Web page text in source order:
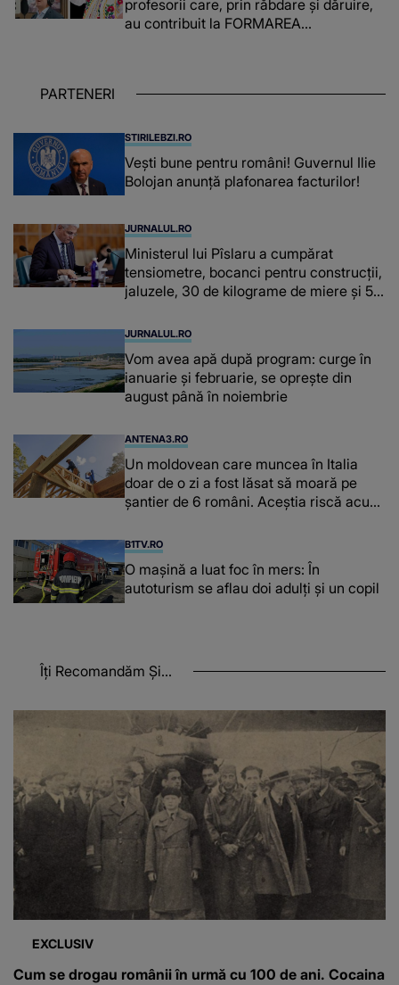
profesorii care, prin răbdare și dăruire,
au contribuit la FORMAREA
chiar și după trecerea anilor: "De
PARTENERI
STIRILEBZI.RO
Vești bune pentru români! Guvernul Ilie
Bolojan anunță plafonarea facturilor!
JURNALUL.RO
Ministerul lui Pîslaru a cumpărat
tensiometre, bocanci pentru construcții,
jaluzele, 30 de kilograme de miere și 50
JURNALUL.RO
Vom avea apă după program: curge în
ianuarie și februarie, se oprește din
august până în noiembrie
ANTENA3.RO
Un moldovean care muncea în Italia
doar de o zi a fost lăsat să moară pe
şantier de 6 români. Aceștia riscă acum
B1TV.RO
O maşină a luat foc în mers: În
autoturism se aflau doi adulți și un copil
Îți Recomandăm Și...
EXCLUSIV
Cum se drogau românii în urmă cu 100 de ani. Cocaina